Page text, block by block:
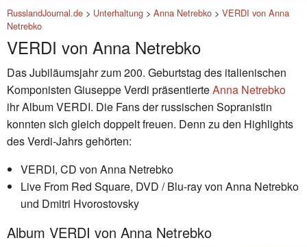
RusslandJournal.de > Unterhaltung > Anna Netrebko > VERDI von Anna
Netrebko
VERDI von Anna Netrebko
Das Jubiläumsjahr zum 200. Geburtstag des italienischen
Komponisten Giuseppe Verdi präsentierteAnna Netrebko
ihr Album VERDI. Die Fans der russischen Sopranistin
konnten sich gleich doppelt freuen. Denn zu den Highlights
des Verdi-Jahrs gehörten:
VERDI, CD von Anna Netrebko
Live From Red Square, DVD / Blu-ray von Anna Netrebko
und Dmitri Hvorostovsky
Album VERDI von Anna Netrebko